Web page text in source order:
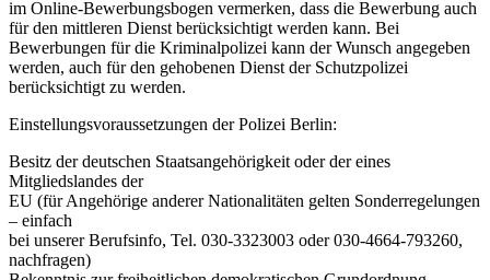
im Online-Bewerbungsbogen vermerken, dass die Bewerbung auch
für den mittleren Dienst berücksichtigt werden kann. Bei
Bewerbungen für die Kriminalpolizei kann der Wunsch angegeben
werden, auch für den gehobenen Dienst der Schutzpolizei
berücksichtigt zu werden.
Einstellungsvoraussetzungen der Polizei Berlin:
Besitz der deutschen Staatsangehörigkeit oder der eines
Mitgliedslandes der
EU (für Angehörige anderer Nationalitäten gelten Sonderregelungen
– einfach
bei unserer Berufsinfo, Tel. 030-3323003 oder 030-4664-793260,
nachfragen)